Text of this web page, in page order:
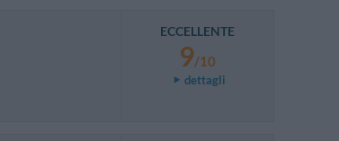
ECCELLENTE
9/10
dettagli